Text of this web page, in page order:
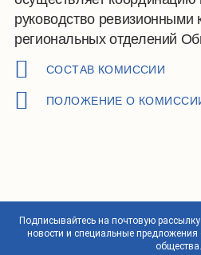
руководство ревизионными
региональных отделений
СОСТАВ КОМИССИИ
ПОЛОЖЕНИЕ О
Подписывайтесь на почтовую
новости и специальные предложения
общества.